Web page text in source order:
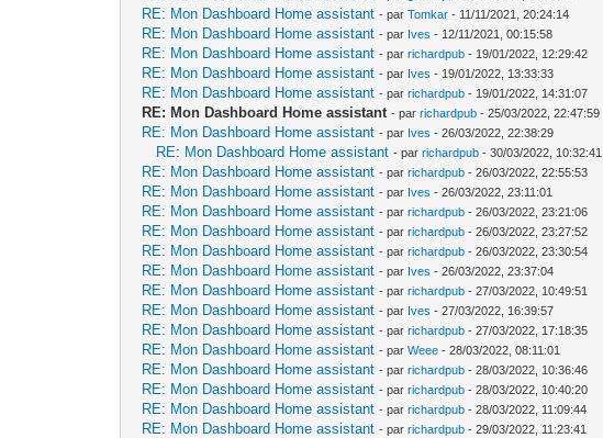
RE: Mon Dashboard Home assistant - parTomkar - 11/11/2021, 20:24:14
RE: Mon Dashboard Home assistant - par Ives - 12/11/2021, 00:15:58
RE: Mon Dashboard Home assistant - parrichardpub - 19/01/2022, 12:29:42
RE: Mon Dashboard Home assistant - par Ives - 19/01/2022, 13:33:33
RE: Mon Dashboard Home assistant - parrichardpub - 19/01/2022, 14:31:07
RE: Mon Dashboard Home assistant - parrichardpub - 25/03/2022, 22:47:59
RE: Mon Dashboard Home assistant - par Ives - 26/03/2022, 22:38:29
RE: Mon Dashboard Home assistant - parrichardpub - 30/03/2022, 10:32:41
RE: Mon Dashboard Home assistant - parrichardpub - 26/03/2022, 22:55:53
RE: Mon Dashboard Home assistant - par Ives - 26/03/2022, 23:11:01
RE: Mon Dashboard Home assistant - parrichardpub - 26/03/2022, 23:21:06
RE: Mon Dashboard Home assistant - parrichardpub - 26/03/2022, 23:27:52
RE: Mon Dashboard Home assistant - parrichardpub - 26/03/2022, 23:30:54
RE: Mon Dashboard Home assistant - par Ives - 26/03/2022, 23:37:04
RE: Mon Dashboard Home assistant - parrichardpub - 27/03/2022, 10:49:51
RE: Mon Dashboard Home assistant - par Ives - 27/03/2022, 16:39:57
RE: Mon Dashboard Home assistant - parrichardpub - 27/03/2022, 17:18:35
RE: Mon Dashboard Home assistant - parWeee - 28/03/2022, 08:11:01
RE: Mon Dashboard Home assistant - parrichardpub - 28/03/2022, 10:36:46
RE: Mon Dashboard Home assistant - parrichardpub - 28/03/2022, 10:40:20
RE: Mon Dashboard Home assistant - parrichardpub - 28/03/2022, 11:09:44
RE: Mon Dashboard Home assistant - parrichardpub - 29/03/2022, 11:23:41